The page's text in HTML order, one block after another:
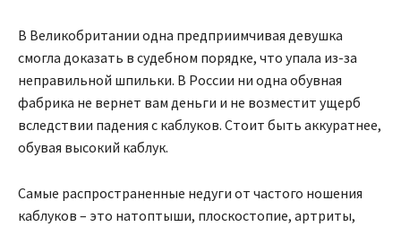
В Великобритании одна предприимчивая девушка
смогла доказать в судебном порядке, что упала из-за
неправильной шпильки. В России ни одна обувная
фабрика не вернет вам деньги и не возместит ущерб
вследствии падения с каблуков. Стоит быть аккуратнее,
обувая высокий каблук.
Самые распространенные недуги от частого ношения
каблуков – это натоптыши, плоскостопие, артриты,